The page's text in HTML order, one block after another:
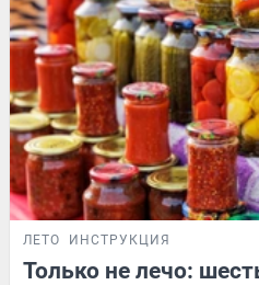
ЛЕТО ИНСТРУКЦИЯ
Только не лечо: